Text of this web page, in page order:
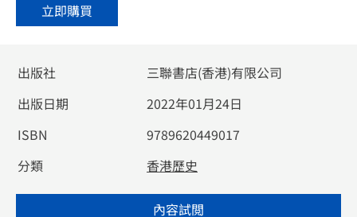
立即購買
出版社
三聯書店(香港)有限公司
出版日期
2022年01月24日
ISBN
9789620449017
分類
香港歷史
內容試閲